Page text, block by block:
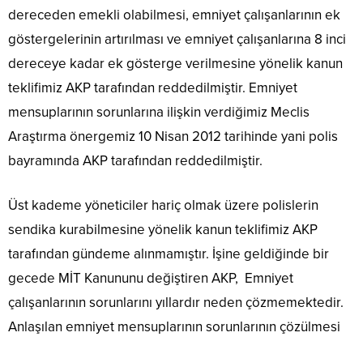
dereceden emekli olabilmesi, emniyet çalışanlarının ek
göstergelerinin artırılması ve emniyet çalışanlarına 8 inci
dereceye kadar ek gösterge verilmesine yönelik kanun
teklifimiz AKP tarafından reddedilmiştir. Emniyet
mensuplarının sorunlarına ilişkin verdiğimiz Meclis
Araştırma önergemiz 10 Nisan 2012 tarihinde yani polis
bayramında AKP tarafından reddedilmiştir.
Üst kademe yöneticiler hariç olmak üzere polislerin
sendika kurabilmesine yönelik kanun teklifimiz AKP
tarafından gündeme alınmamıştır. İşine geldiğinde bir
gecede MİT Kanununu değiştiren AKP, Emniyet
çalışanlarının sorunlarını yıllardır neden çözmemektedir.
Anlaşılan emniyet mensuplarının sorunlarının çözülmesi